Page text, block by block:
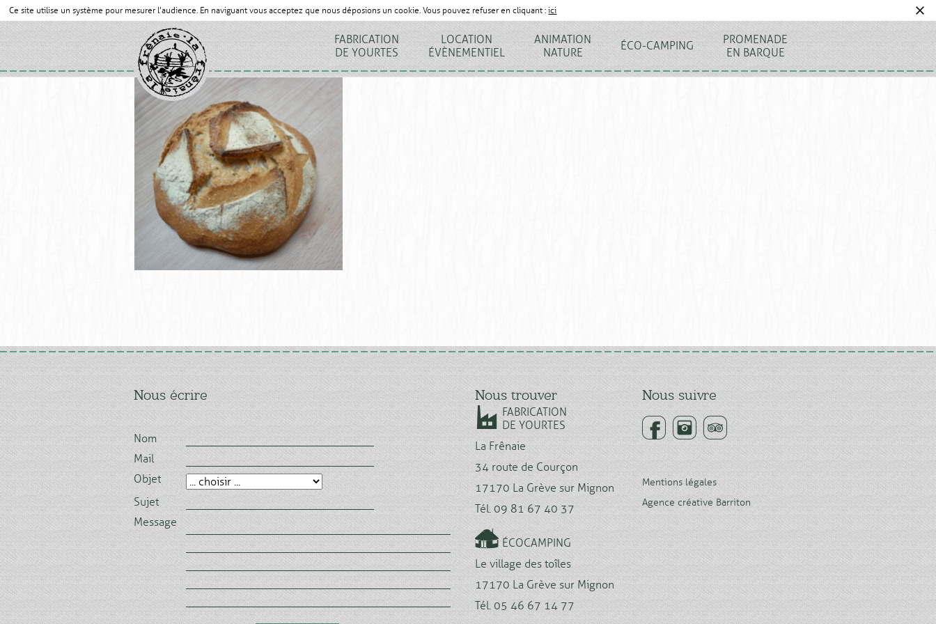
Ce site utilise un système pour mesurer l'audience. En naviguant vous acceptez que nous déposions un cookie. Vous pouvez refuser en cliquant :ici
FABRICATION
DE YOURTES
LOCATION
ÉVÈNEMENTIEL
ANIMATION
NATURE
ÉCO-CAMPING
PROMENADE
EN BARQUE
Nous écrire
Nom
Mail
Objet
Sujet
Message
Nous trouver
FABRICATION
DE YOURTES
La Frênaie
34 route de Courçon
17170 La Grève sur Mignon
Tél. 09 81 67 40 37
ÉCOCAMPING
Le village des toîles
17170 La Grève sur Mignon
Tél. 05 46 67 14 77
Nous suivre
Mentions légales
Agence créative Barriton